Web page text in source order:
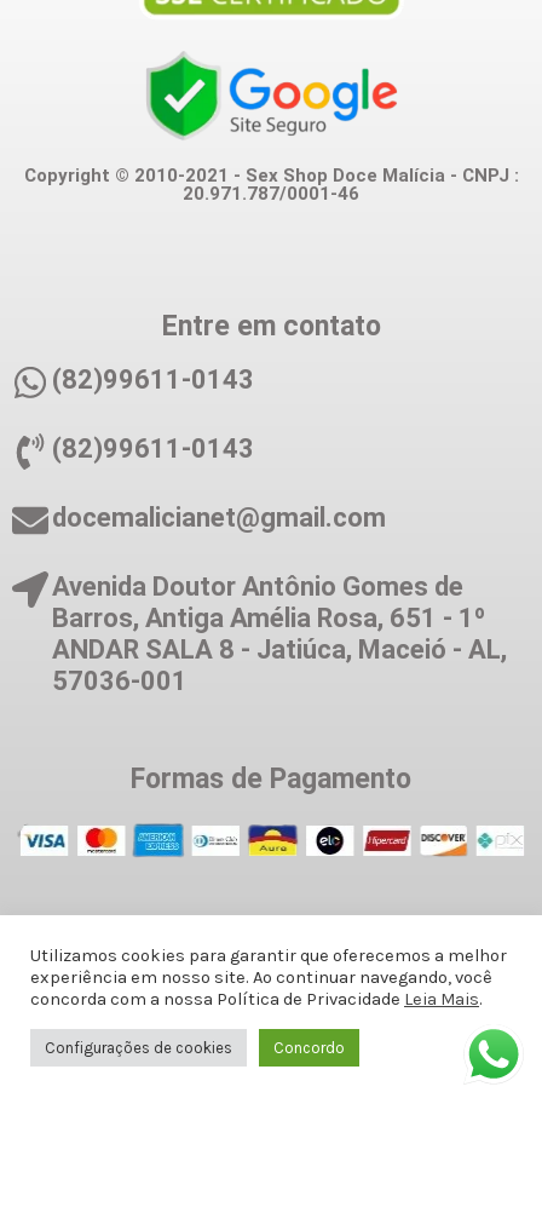
Copyright © 2010-2021 - Sex Shop Doce Malícia - CNPJ :
20.971.787/0001-46
Entre em contato
(82)99611-0143
(82)99611-0143
docemalicianet@gmail.com
Avenida Doutor Antônio Gomes de
Barros, Antiga Amélia Rosa, 651 - 1º
ANDAR SALA 8 - Jatiúca, Maceió - AL,
57036-001
Formas de Pagamento
Informações
Política de privacidade
Utilizamos cookies para garantir que oferecemos a melhor
experiência em nosso site. Ao continuar navegando, você
concorda com a nossa Política de Privacidade Leia Mais.
Configurações de cookies Concordo